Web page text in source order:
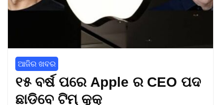
ଆଜିର ଖବର
୧୫ ବର୍ଷ ପରେ Apple ର CEO ପଦ
ଛାଡ଼ିବେ ଟିମ୍ କୁକ୍